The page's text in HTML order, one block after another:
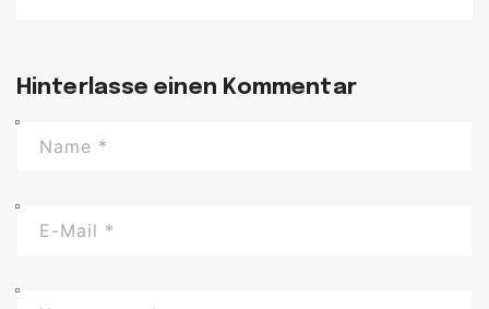
Hinterlasse einen Kommentar
Name *
E-Mail *